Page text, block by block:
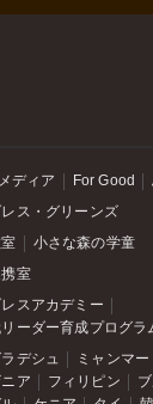
ディア For Good
ス・グリーンズ
小さな森の学童
室
スアカデミー
ーダー育成プログラ
デシュ ミャンマー
ア
フィリピン